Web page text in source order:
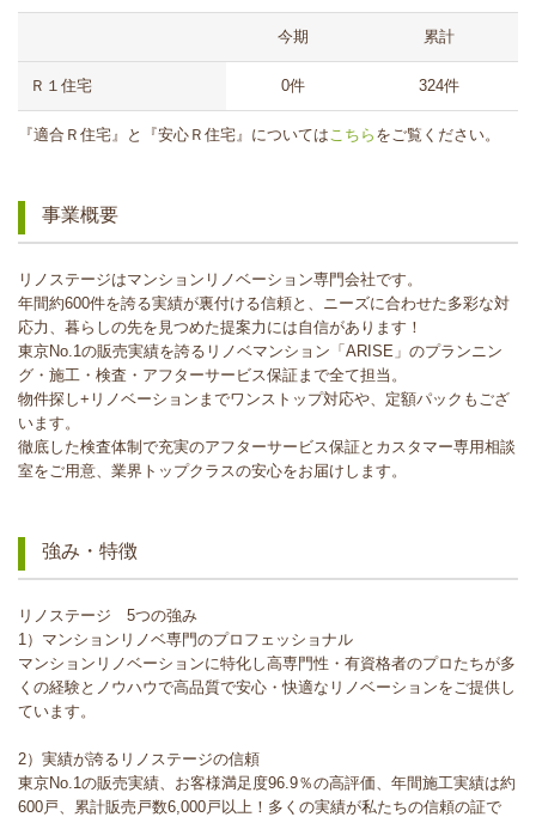
今期 累計
Ｒ１住宅 0件 324件
『適合Ｒ住宅』と『安心Ｒ住宅』については こちら をご覧ください。
事業概要
リノステージはマンションリノベーション専門会社です。
年間約600件を誇る実績が裏付ける信頼と、ニーズに合わせた多彩な対
応力、暮らしの先を見つめた提案力には自信があります！
東京No.1の販売実績を誇るリノベマンション「ARISE」のプランニン
グ・施工・検査・アフターサービス保証まで全て担当。
物件探し+リノベーションまでワンストップ対応や、定額パックもござ
います。
徹底した検査体制で充実のアフターサービス保証とカスタマー専用相談
室をご用意、業界トップクラスの安心をお届けします。
強み・特徴
リノステージ 5つの強み
1）マンションリノベ専門のプロフェッショナル
マンションリノベーションに特化し高専門性・有資格者のプロたちが多
くの経験とノウハウで高品質で安心・快適なリノベーションをご提供し
ています。
2）実績が誇るリノステージの信頼
東京No.1の販売実績、お客様満足度96.9％の高評価、年間施工実績は約
600戸、累計販売戸数6,000戸以上！多くの実績が私たちの信頼の証で